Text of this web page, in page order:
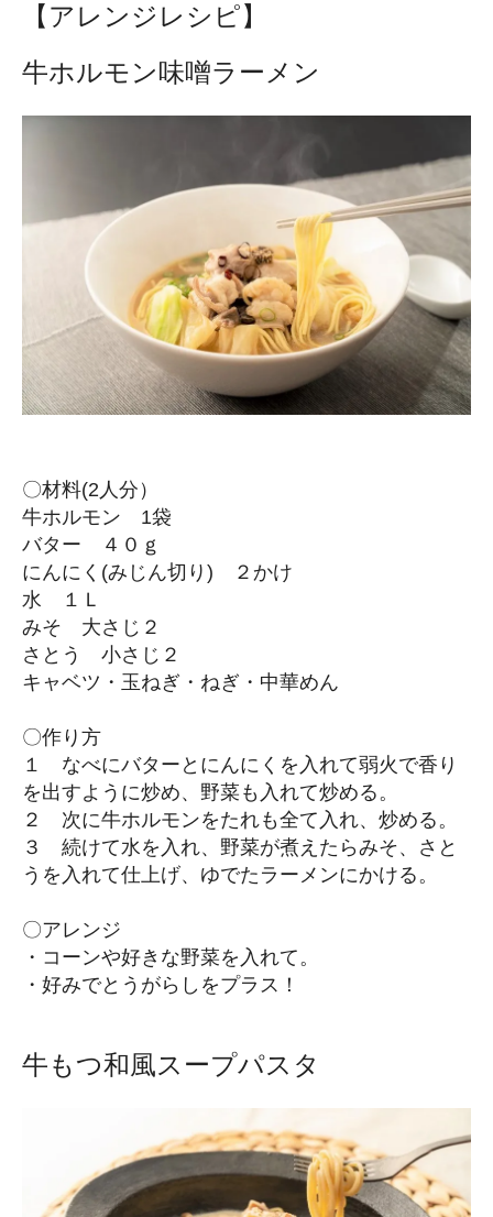
【アレンジレシピ】
牛ホルモン味噌ラーメン
〇材料(2人分）
牛ホルモン 1袋
バター ４０ｇ
にんにく(みじん切り) ２かけ
水 １Ｌ
みそ 大さじ２
さとう 小さじ２
キャベツ・玉ねぎ・ねぎ・中華めん
〇作り方
１ なべにバターとにんにくを入れて弱火で香り
を出すように炒め、野菜も入れて炒める。
２ 次に牛ホルモンをたれも全て入れ、炒める。
３ 続けて水を入れ、野菜が煮えたらみそ、さと
うを入れて仕上げ、ゆでたラーメンにかける。
〇アレンジ
・コーンや好きな野菜を入れて。
・好みでとうがらしをプラス！
牛もつ和風スープパスタ